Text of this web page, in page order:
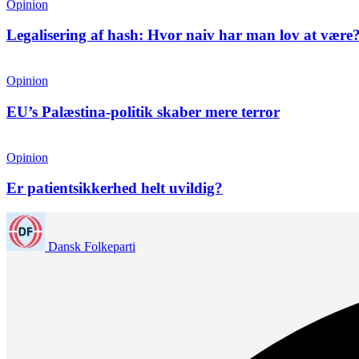
Opinion
Legalisering af hash: Hvor naiv har man lov at
Opinion
EU’s Palæstina-politik skaber mere terror
Opinion
Er patientsikkerhed helt uvildig?
Dansk Folkeparti